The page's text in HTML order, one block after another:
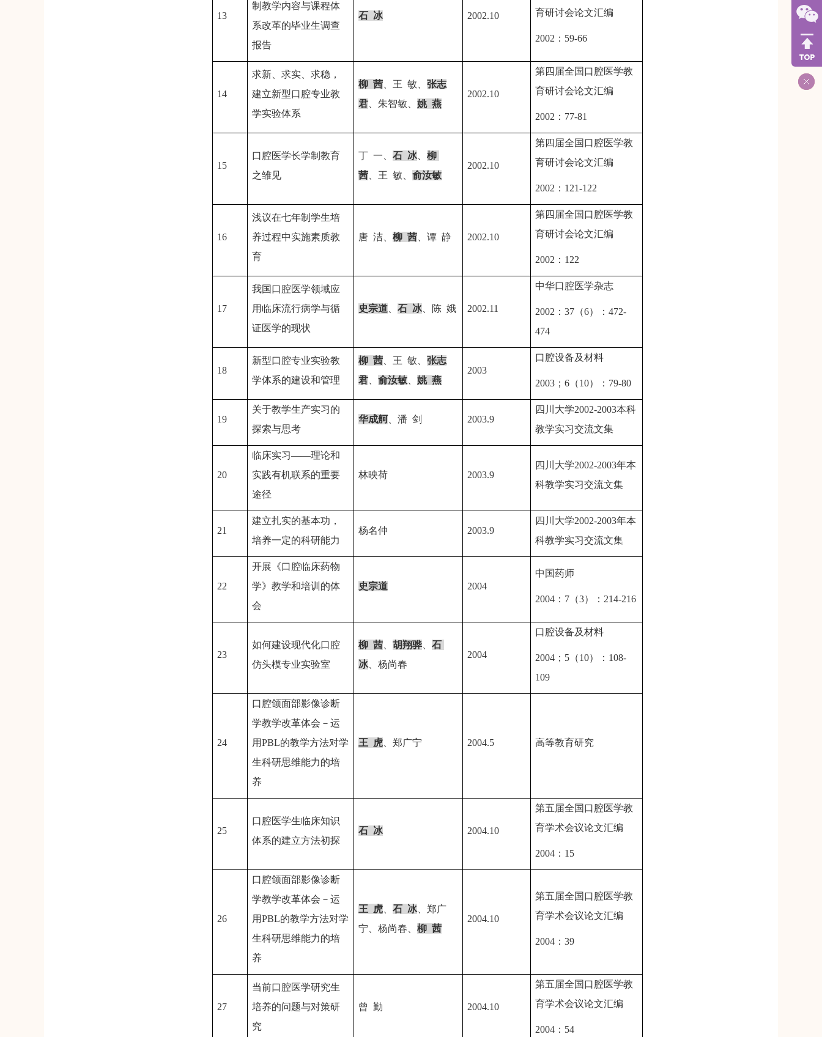
13
制教学内容与课程体
系改革的毕业生调查
报告
石 冰 2002.10
育研讨会论文汇编
2002 ： 59-66
14
求新、求实、求稳，
建立新型口腔专业教
学实验体系
柳 茜 、王 敏、张志
君 、朱智敏、姚 燕
2002.10
第四届全国口腔医学教
育研讨会论文汇编
2002 ： 77-81
15
口腔医学长学制教育
之雏见
丁 一、石 冰、柳
茜 、王 敏、俞汝敏
2002.10
第四届全国口腔医学教
育研讨会论文汇编
2002 ： 121-122
16
浅议在七年制学生培
养过程中实施素质教
育
唐 洁、柳 茜 、谭 静 2002.10
第四届全国口腔医学教
育研讨会论文汇编
2002 ： 122
17
我国口腔医学领域应
用临床流行病学与循
证医学的现状
史宗道 、石 冰、陈 娥 2002.11
中华口腔医学杂志
2002 ：37 （6）：472-
474
18
新型口腔专业实验教
学体系的建设和管理
柳 茜 、王 敏、张志
君 、俞汝敏 、姚 燕
2003
口腔设备及材料
2003 ；6 （10）： 79-80
19
关于教学生产实习的
探索与思考
华成舸、潘 剑 2003.9
四川大学2002-2003本科
教学实习交流文集
20
临床实习——理论和
实践有机联系的重要
途径
林映荷 2003.9
四川大学2002-2003年本
科教学实习交流文集
21
建立扎实的基本功，
培养一定的科研能力
杨名仲 2003.9
四川大学2002-2003年本
科教学实习交流文集
22
开展《口腔临床药物
学》教学和培训的体
会
史宗道 2004
中国药师
2004 ： 7 （3）： 214-216
23
如何建设现代化口腔
仿头模专业实验室
柳 茜 、胡翔骅、石
冰、杨尚春
2004
口腔设备及材料
2004 ； 5 （10）： 108-
109
24
口腔颌面部影像诊断
学教学改革体会－运
用PBL的教学方法对学
生科研思维能力的培
养
王 虎 、郑广宁 2004.5 高等教育研究
25
口腔医学生临床知识
体系的建立方法初探
石 冰 2004.10
第五届全国口腔医学教
育学术会议论文汇编
2004 ： 15
26
口腔颌面部影像诊断
学教学改革体会－运
用PBL的教学方法对学
生科研思维能力的培
养
王 虎 、石 冰、郑广
宁、杨尚春、柳 茜
2004.10
第五届全国口腔医学教
育学术会议论文汇编
2004 ：39
27
当前口腔医学研究生
培养的问题与对策研
究
曾 勤 2004.10
第五届全国口腔医学教
育学术会议论文汇编
2004 ： 54